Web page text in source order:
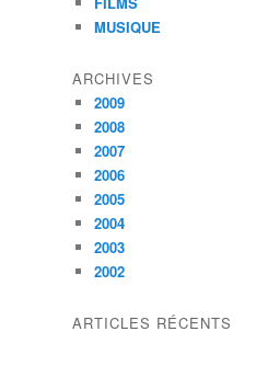
MUSIQUE
ARCHIVES
2009
2008
2007
2006
2005
2004
2003
2002
ARTICLES RÉCENTS